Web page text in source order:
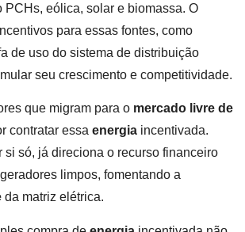
PCHs, eólica, solar e biomassa. O
para essas fontes, como
de uso do sistema de distribuição
seu crescimento e competitividade.
que migram para o mercado livre de
contratar essa energia incentivada.
si só, já direciona o recurso financeiro
limpos, fomentando a
da matriz elétrica.